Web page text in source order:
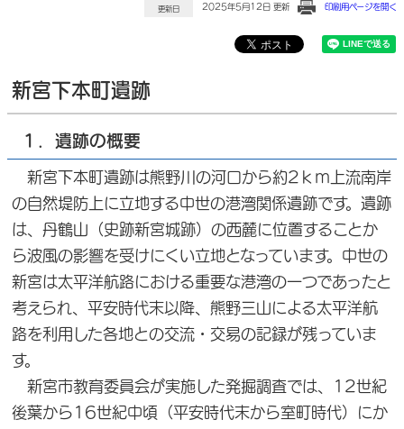
更新日 2025年5月12日 更新 印刷用ページを開く
新宮下本町遺跡
１．遺跡の概要
新宮下本町遺跡は熊野川の河口から約2ｋｍ上流南岸
の自然堤防上に立地する中世の港湾関係遺跡です。遺跡
は、丹鶴山（史跡新宮城跡）の西麓に位置することか
ら波風の影響を受けにくい立地となっています。中世の
新宮は太平洋航路における重要な港湾の一つであったと
考えられ、平安時代末以降、熊野三山による太平洋航
路を利用した各地との交流・交易の記録が残っていま
す。
新宮市教育委員会が実施した発掘調査では、12世紀
後葉から16世紀中頃（平安時代末から室町時代）にか